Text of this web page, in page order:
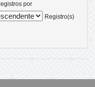
por
Registro(s)